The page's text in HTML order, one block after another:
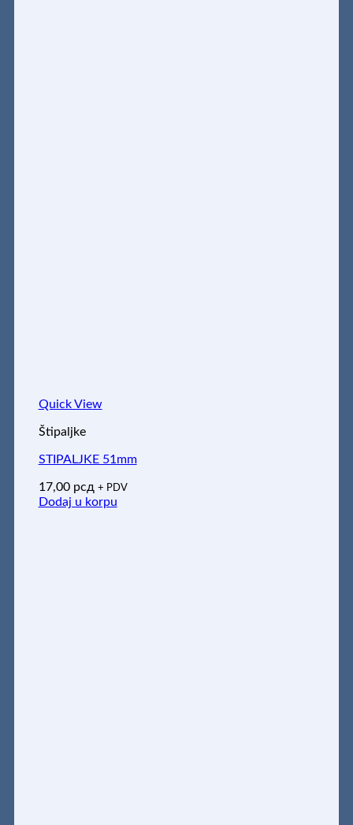
Quick View
Štipaljke
STIPALJKE 51mm
17,00 рсд + PDV
Dodaj u korpu